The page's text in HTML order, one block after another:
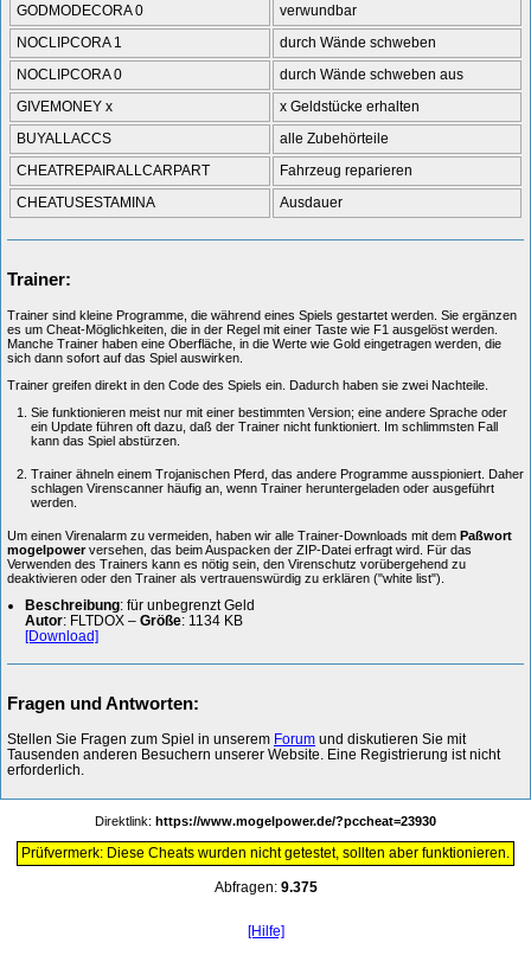
GODMODECORA 0
verwundbar
NOCLIPCORA 1
durch Wände schweben
NOCLIPCORA 0
durch Wände schweben aus
GIVEMONEY x
x Geldstücke erhalten
BUYALLACCS
alle Zubehörteile
CHEATREPAIRALLCARPART
Fahrzeug reparieren
CHEATUSESTAMINA
Ausdauer
Trainer:
Trainer sind kleine Programme, die während eines Spiels gestartet werden. Sie ergänzen
es um Cheat-Möglichkeiten, die in der Regel mit einer Taste wie F1 ausgelöst werden.
Manche Trainer haben eine Oberfläche, in die Werte wie Gold eingetragen werden, die
sich dann sofort auf das Spiel auswirken.
Trainer greifen direkt in den Code des Spiels ein. Dadurch haben sie zwei Nachteile.
Sie funktionieren meist nur mit einer bestimmten Version; eine andere Sprache oder
ein Update führen oft dazu, daß der Trainer nicht funktioniert. Im schlimmsten Fall
kann das Spiel abstürzen.
Trainer ähneln einem Trojanischen Pferd, das andere Programme ausspioniert. Daher
schlagen Virenscanner häufig an, wenn Trainer heruntergeladen oder ausgeführt
werden.
Um einen Virenalarm zu vermeiden, haben wir alle Trainer-Downloads mit dem Paßwort
mogelpowerversehen, das beim Auspacken der ZIP-Datei erfragt wird. Für das
Verwenden des Trainers kann es nötig sein, den Virenschutz vorübergehend zu
deaktivieren oder den Trainer als vertrauenswürdig zu erklären ("white list").
Beschreibung: für unbegrenzt Geld
Autor: FLTDOX – Größe: 1134 KB
[Download]
Fragen und Antworten:
Stellen Sie Fragen zum Spiel in unserem Forum und diskutieren Sie mit
Tausenden anderen Besuchern unserer Website. Eine Registrierung ist nicht
erforderlich.
Direktlink: https://www.mogelpower.de/?pccheat=23930
Prüfvermerk: Diese Cheats wurden nicht getestet, sollten aber funktionieren.
Abfragen: 9.375
[Hilfe]